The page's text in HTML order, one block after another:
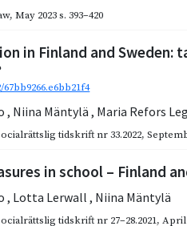
,May 2023 s. 393–420
in Finland and Sweden:
, Niina Mäntylä, Maria Refors
tidskrift nr 33.2022,
in school – Finland
, Lotta Lerwall, Niina Mäntylä
tidskrift nr 27–28.2021,April